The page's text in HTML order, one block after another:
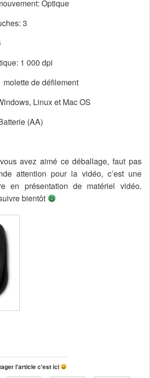
Optique
3
1 000 dpi
de défilement
Linux et Mac OS
(AA)
avez aimé ce déballage, faut pas
attention pour la vidéo, c’est une
en présentation de matériel vidéo.
bientôt
l'article c'est ici